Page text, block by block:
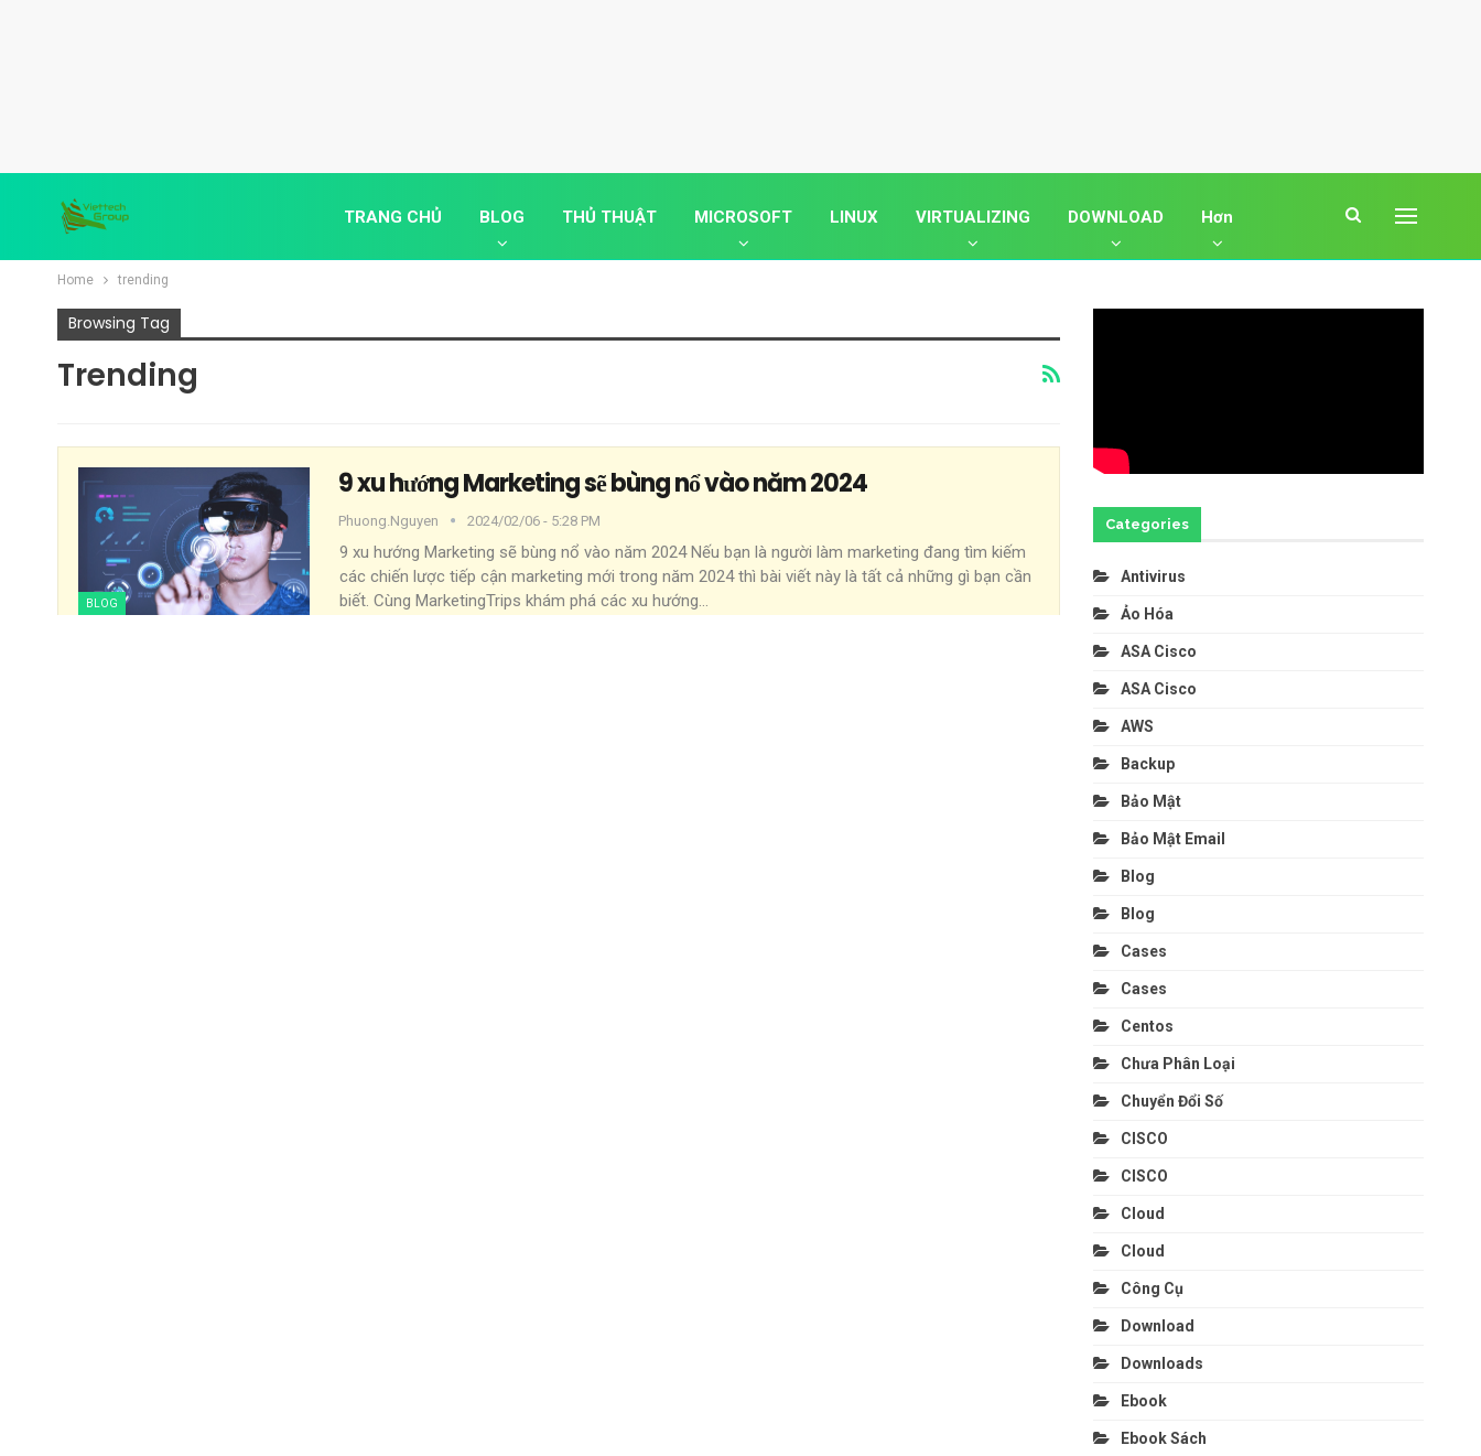
TRANG CHỦ BLOG THỦ THUẬT MICROSOFT LINUX VIRTUALIZING DOWNLOAD Hơn
Home trending
Browsing Tag
Trending
BLOG
9 xu hướng Marketing sẽ bùng nổ vào năm 2024
Phuong.nguyen 2024/02/06 - 5:28 PM
9 xu hướng Marketing sẽ bùng nổ vào năm 2024Nếu bạn là người làm marketing đang tìm kiếm
các chiến lược tiếp cận marketing mới trong năm 2024 thì bài viết này là tất cả những gì bạn cần
biết. Cùng MarketingTrips khám phá các xu hướng…
Categories
Antivirus
Ảo Hóa
ASA Cisco
ASA Cisco
AWS
Backup
Bảo Mật
Bảo Mật Email
Blog
Blog
Cases
Cases
Centos
Chưa Phân Loại
Chuyển Đổi Số
CISCO
CISCO
Cloud
Cloud
Công Cụ
Download
Downloads
Ebook
Ebook Sách